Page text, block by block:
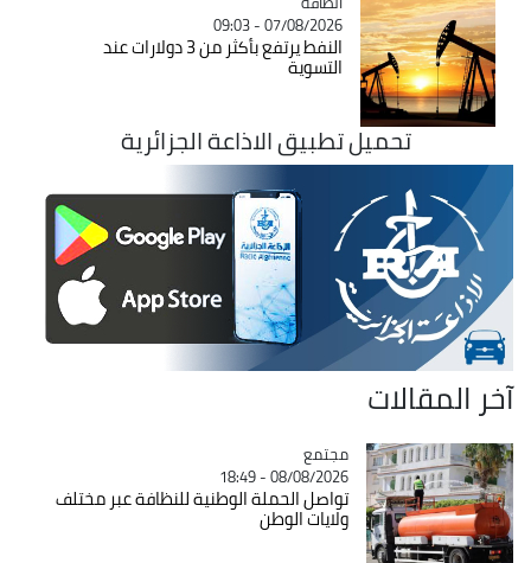
07/08/2026 - 09:03
النفط يرتفع بأكثر من 3 دولارات عند
التسوية
تحميل تطبيق الاذاعة الجزائرية
آخر المقالات
Catégorie
مجتمع
08/08/2026 - 18:49
تواصل الحملة الوطنية للنظافة عبر مختلف
ولايات الوطن